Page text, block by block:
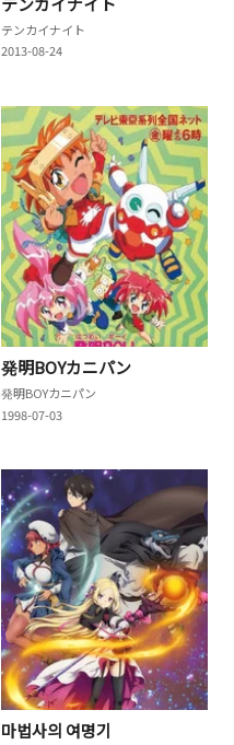
テンカイナイト
2013-08-24
発明BOYカニパン
発明BOYカニパン
1998-07-03
마법사의 여명기